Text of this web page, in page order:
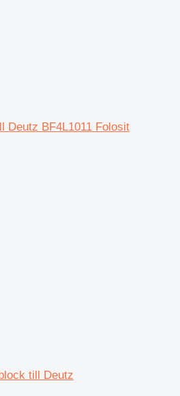
Deutz BF4L1011 Folosit
till Deutz